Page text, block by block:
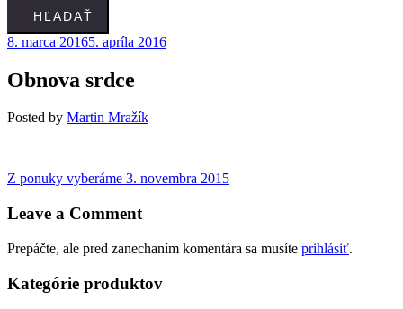
HĽADAŤ
8. marca 20165. apríla 2016
Obnova srdce
Posted by Martin Mražík
Navigácia
v
Z ponuky vyberáme Previous
3. novembra 2015
Leave a Comment
Prepáčte, ale pred zanechaním komentára sa musíte prihlásiť.
Kategórie produktov